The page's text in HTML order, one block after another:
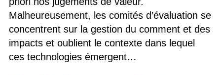
Malheureusement, les comités d’évaluation se
concentrent sur la gestion du comment et des
impacts et oublient le contexte dans lequel
ces technologies émergent…